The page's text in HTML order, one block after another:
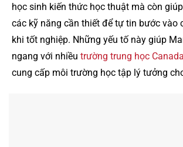
học sinh kiến thức học thuật mà còn
các kỹ năng cần thiết để tự tin bước vào
khi tốt nghiệp. Những yếu tố này giúp
ngang với nhiều trường trung học Canada
cung cấp môi trường học tập lý tưởng